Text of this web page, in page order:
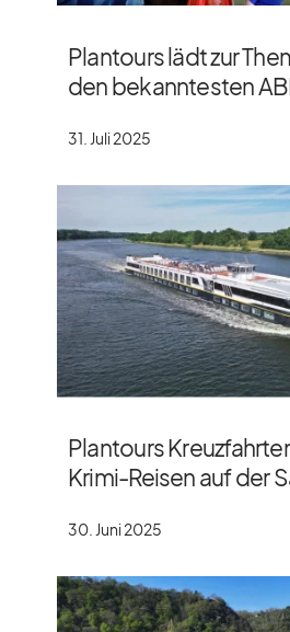
Plantours lädt zur
den bekanntesten
31. Juli 2025
Plantours
Krimi-Reisen auf der
30. Juni 2025